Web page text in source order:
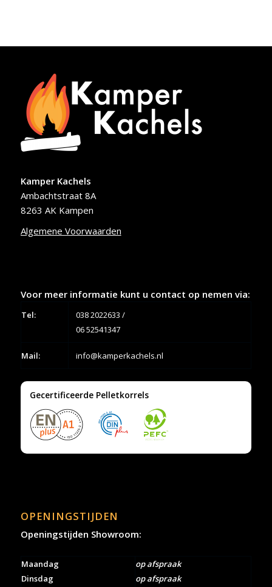
Kamper Kachels
Ambachtstraat 8A
8263 AK Kampen
Algemene Voorwaarden
Voor meer informatie kunt u contact op nemen via:
Tel: 038 2022633 /
06 52541347
Mail: info@kamperkachels.nl
Gecertificeerde Pelletkorrels
OPENINGSTIJDEN
Openingstijden Showroom:
Maandag
Dinsdag
op afspraak
op afspraak